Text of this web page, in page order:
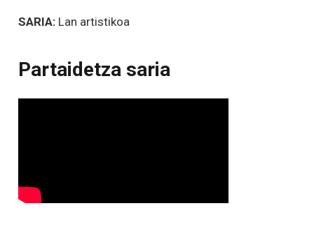
SARIA:Lan artistikoa
Partaidetza saria